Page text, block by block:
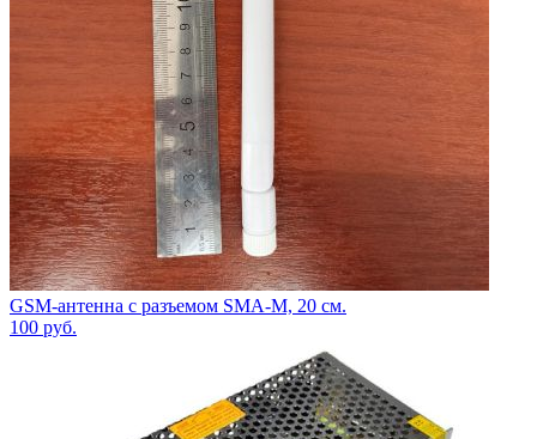
GSM-антенна с разъемом SMA-M, 20 см.
100 руб.